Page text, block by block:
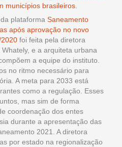
plataforma Saneamento
após aprovação no novo
foi feita pela diretora
e a arquiteta urbana
a equipe do instituto.
no ritmo necessário para
A meta para 2033 está
como a regulação. Esses
mas sim de forma
coordenação dos entes
durante a apresentação das
2021. A diretora
por estado na regionalização